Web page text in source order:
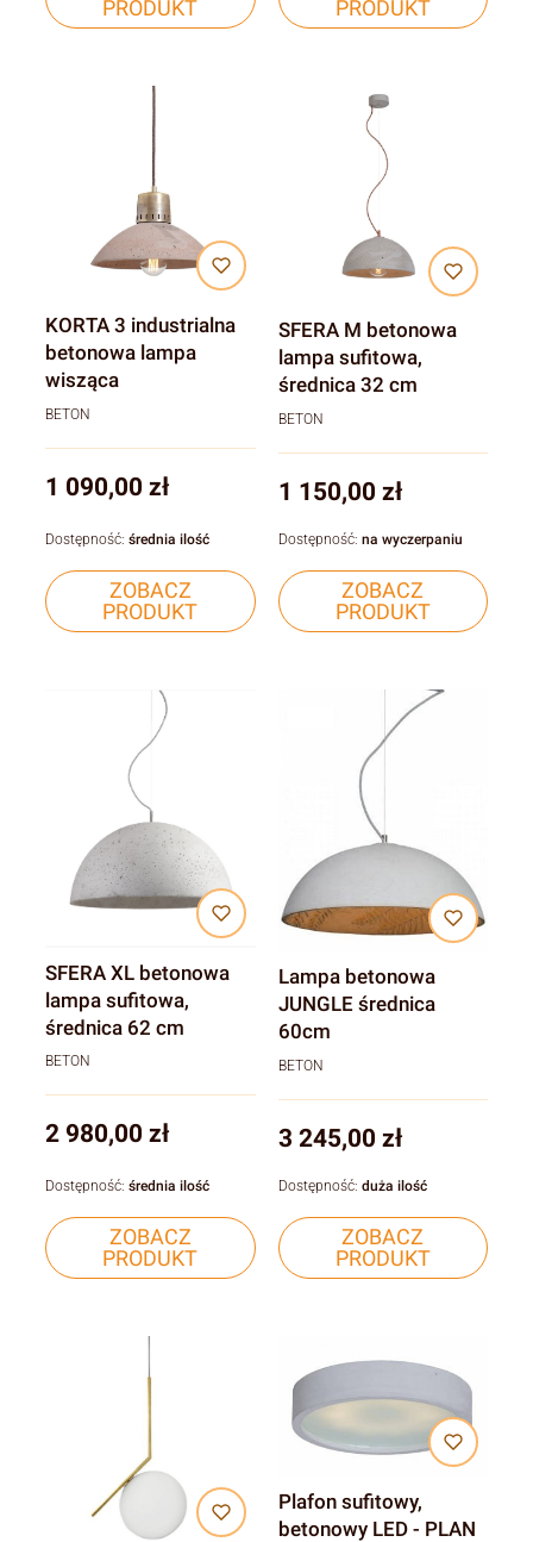
PRODUKT PRODUKT
KORTA 3 industrialna
betonowa lampa
wisząca
BETON
Cena
1 090,00 zł
ZOBACZ
PRODUKT
Dostępność: średnia ilość
SFERA M betonowa
lampa sufitowa,
średnica 32 cm
BETON
Cena
1 150,00 zł
ZOBACZ
PRODUKT
Dostępność: na wyczerpaniu
SFERA XL betonowa
lampa sufitowa,
średnica 62 cm
BETON
Cena
2 980,00 zł
ZOBACZ
PRODUKT
Dostępność: średnia ilość
Lampa betonowa
JUNGLE średnica
60cm
BETON
Cena
3 245,00 zł
ZOBACZ
PRODUKT
Dostępność: duża ilość
Plafon sufitowy,
betonowy LED - PLAN